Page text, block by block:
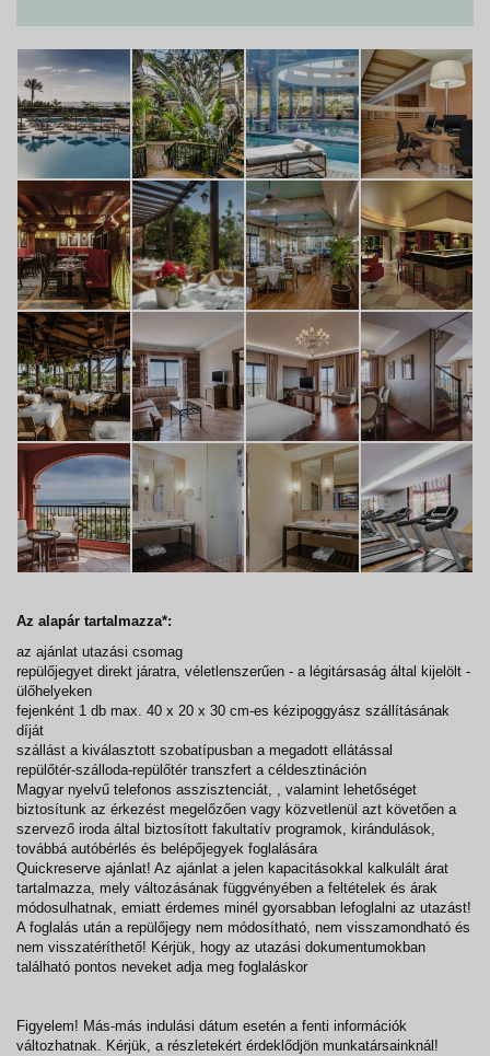
Az alapár tartalmazza*:
az ajánlat utazási csomag
repülőjegyet direkt járatra, véletlenszerűen - a légitársaság által kijelölt -
ülőhelyeken
fejenként 1 db max. 40 x 20 x 30 cm-es kézipoggyász szállításának
díját
szállást a kiválasztott szobatípusban a megadott ellátással
repülőtér-szálloda-repülőtér transzfert a céldesztináción
Magyar nyelvű telefonos asszisztenciát, , valamint lehetőséget
biztosítunk az érkezést megelőzően vagy közvetlenül azt követően a
szervező iroda által biztosított fakultatív programok, kirándulások,
továbbá autóbérlés és belépőjegyek foglalására
Quickreserve ajánlat! Az ajánlat a jelen kapacitásokkal kalkulált árat
tartalmazza, mely változásának függvényében a feltételek és árak
módosulhatnak, emiatt érdemes minél gyorsabban lefoglalni az utazást!
A foglalás után a repülőjegy nem módosítható, nem visszamondható és
nem visszatéríthető! Kérjük, hogy az utazási dokumentumokban
található pontos neveket adja meg foglaláskor
Figyelem! Más-más indulási dátum esetén a fenti információk
változhatnak. Kérjük, a részletekért érdeklődjön munkatársainknál!